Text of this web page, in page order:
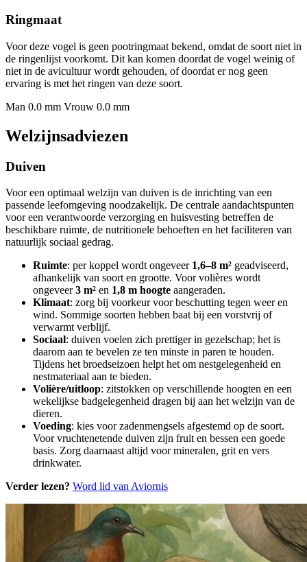
Ringmaat
Voor deze vogel is geen pootringmaat bekend, omdat de soort niet in
de ringenlijst voorkomt. Dit kan komen doordat de vogel weinig of
niet in de avicultuur wordt gehouden, of doordat er nog geen
ervaring is met het ringen van deze soort.
Man 0.0 mm Vrouw 0.0 mm
Welzijnsadviezen
Duiven
Voor een optimaal welzijn van duiven is de inrichting van een
passende leefomgeving noodzakelijk. De centrale aandachtspunten
voor een verantwoorde verzorging en huisvesting betreffen de
beschikbare ruimte, de nutritionele behoeften en het faciliteren van
natuurlijk sociaal gedrag.
Ruimte: per koppel wordt ongeveer 1,6–8 m² geadviseerd,
afhankelijk van soort en grootte. Voor volières wordt
ongeveer3 m² en 1,8 m hoogte aangeraden.
Klimaat: zorg bij voorkeur voor beschutting tegen weer en
wind. Sommige soorten hebben baat bij een vorstvrij of
verwarmt verblijf.
Sociaal: duiven voelen zich prettiger in gezelschap; het is
daarom aan te bevelen ze ten minste in paren te houden.
Tijdens het broedseizoen helpt het om nestgelegenheid en
nestmateriaal aan te bieden.
Volière/uitloop: zitstokken op verschillende hoogten en een
wekelijkse badgelegenheid dragen bij aan het welzijn van de
dieren.
Voeding: kies voor zadenmengsels afgestemd op de soort.
Voor vruchtenetende duiven zijn fruit en bessen een goede
basis. Zorg daarnaast altijd voor mineralen, grit en vers
drinkwater.
Verder lezen? Word lid van Aviornis